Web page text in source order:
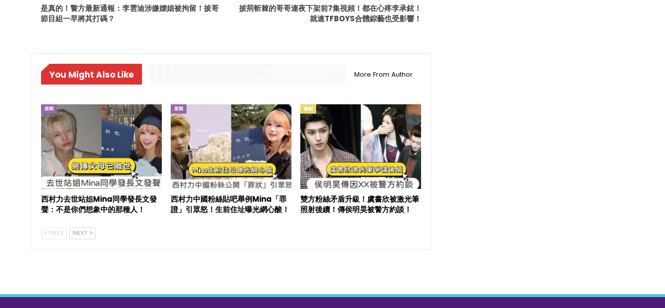
是真的！警方最新通報：李雲迪涉嫌嫖娼被拘留！披哥
節目組一早將其打碼？
披荊斬棘的哥哥連夜下架前7集視頻！都在心疼李承鉉！
就連TFBOYS合體綜藝也受影響！
You Might Also Like More From Author
星聞
西村力去世站姐Mina同學發長文發
聲：不是你們想象中的那種人！
星聞
西村力中國粉絲貼吧舉例Mina「罪
證」引眾怒！生前住址曝光網心酸！
戲劇
雙方粉絲矛盾升級！虞書欣被激光筆
照射後續！傳侯明昊被警方約談！
PREV NEXT